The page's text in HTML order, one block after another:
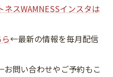
スWAMNESSインスタは
←最新の情報を毎月配信
問い合わせやご予約もこ